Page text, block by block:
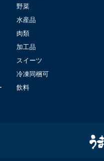
野菜
水産品
肉類
加工品
スイーツ
冷凍同梱可
飲料